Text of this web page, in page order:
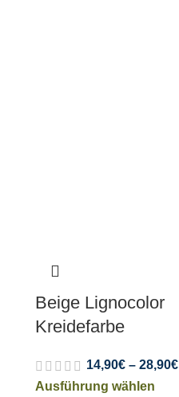
Beige Lignocolor
Kreidefarbe
14,90€– 28,90€
Ausführung wählen